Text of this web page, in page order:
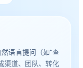
语言提问（如“查
渠道、团队、转化